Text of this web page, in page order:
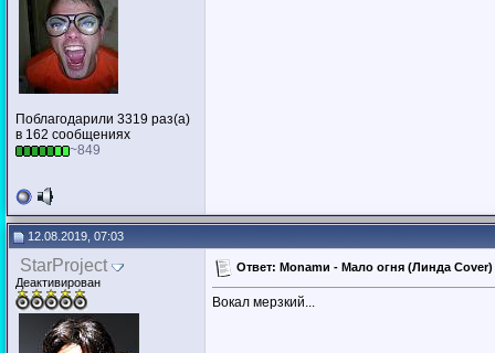
Поблагодарили 3319 раз(а)
в 162 сообщениях
~849
12.08.2019, 07:03
StarProject
Деактивирован
Ответ: Monamи - Мало огня (Линда
Вокал мерзкий...